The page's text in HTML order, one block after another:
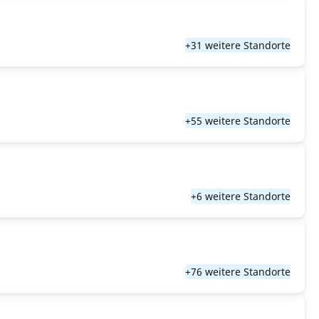
+31 weitere Standorte
+55 weitere Standorte
+6 weitere Standorte
+76 weitere Standorte